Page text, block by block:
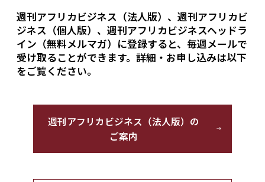
週刊アフリカビジネス（法人版）、週刊アフリカビ
ジネス（個人版）、週刊アフリカビジネスヘッドラ
イン（無料メルマガ）に登録すると、毎週メールで
受け取ることができます。詳細・お申し込みは以下
をご覧ください。
週刊アフリカビジネス（法人版）の
ご案内